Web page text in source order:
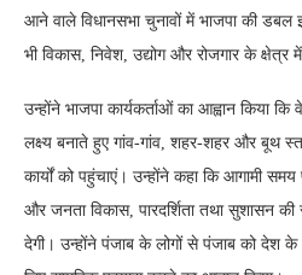
आने वाले विधानसभा चुनावों में भाजपा की
भी विकास, निवेश, उद्योग और रोजगार के क्षेत्र
उन्होंने भाजपा कार्यकर्ताओं का आह्वान किया
लक्ष्य बनाते हुए गांव-गांव, शहर-शहर और बूथ
कार्यों को पहुंचाएं। उन्होंने कहा कि आगामी
और जनता विकास, पारदर्शिता तथा सुशासन
देगी। उन्होंने पंजाब के लोगों से पंजाब को देश